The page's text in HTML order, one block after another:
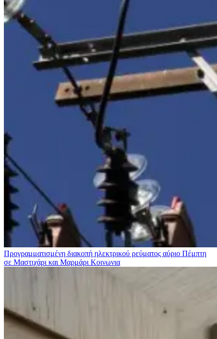
Προγραμματισμένη διακοπή ηλεκτρικού ρεύματος αύριο Πέμπτη
σε Μαστιχάρι και Μαρμάρι Κοινωνια